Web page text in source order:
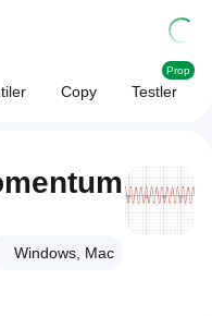
Copy Testler
Prop
Windows, Mac